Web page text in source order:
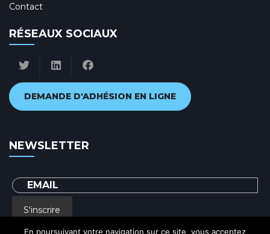
Contact
RÉSEAUX SOCIAUX
DEMANDE D'ADHÉSION EN LIGNE
NEWSLETTER
S'inscrire
En poursuivant votre navigation sur ce site, vous acceptez